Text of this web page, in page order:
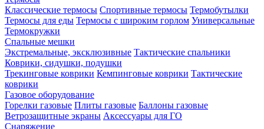
Классические термосы Спортивные термосы Термобутылки
Термосы для еды Термосы с широким горлом Универсальные
Термокружки
Спальные мешки
Экстремальные, эксклюзивные Тактические спальники
Коврики, сидушки, подушки
Трекинговые коврики Кемпинговые коврики Тактические
коврики
Газовое оборудование
Горелки газовые Плиты газовые Баллоны газовые
Ветрозащитные экраны Аксессуары для ГО
Снаряжение